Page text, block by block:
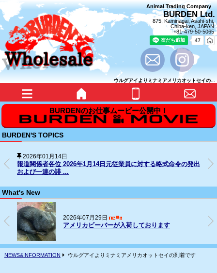
Animal Trading Company
BURDEN Ltd.
875, Kaminagai, Asahi-shi,
Chiba-ken, JAPAN
+81-479-50-5065
ウルグアイよりミナミアメリカオットセイの...
BURDEN'S TOPICS
2025年12月31日
SNS上の名誉毀損行為に対する法的措置の経過について
What's New
2026年07月16日
フェレット(ヨーロッパCB)の輸入
NEWS&INFORMATION ウルグアイよりミナミアメリカオットセイの到着です